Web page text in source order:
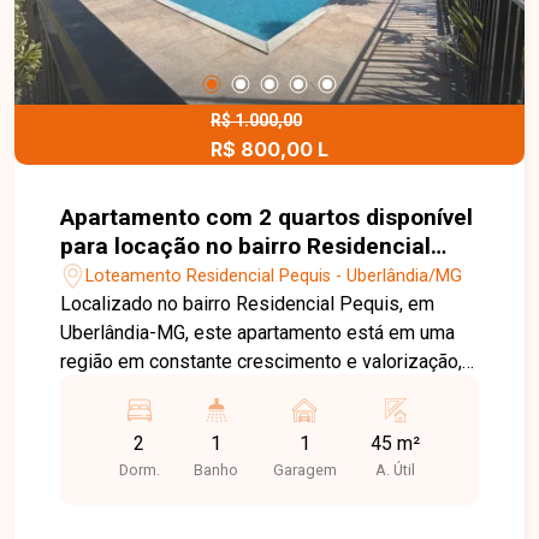
excelente oportunidade para quem deseja
construir a casa dos sonhos ou realizar um
investimento seguro em uma das regiões mais
desejadas de Uberlândia. Entre em contato e
conheça todos os detalhes dos lotes disponíveis
no Jardim Boa Vista.
R$ 1.000,00
R$ 800,00 L
Apartamento com 2 quartos disponível
para locação no bairro Residencial
Pequis em Uberlândia-MG
Loteamento Residencial Pequis - Uberlândia/MG
Localizado no bairro Residencial Pequis, em
Uberlândia-MG, este apartamento está em uma
região em constante crescimento e valorização,
infraestrutura completa, contando com
comércios, escolas, supermercados e diversos
serviços que proporcionam mais praticidade no
2
Dorm.
1
Banho
1
Garagem
45 m²
A. Útil